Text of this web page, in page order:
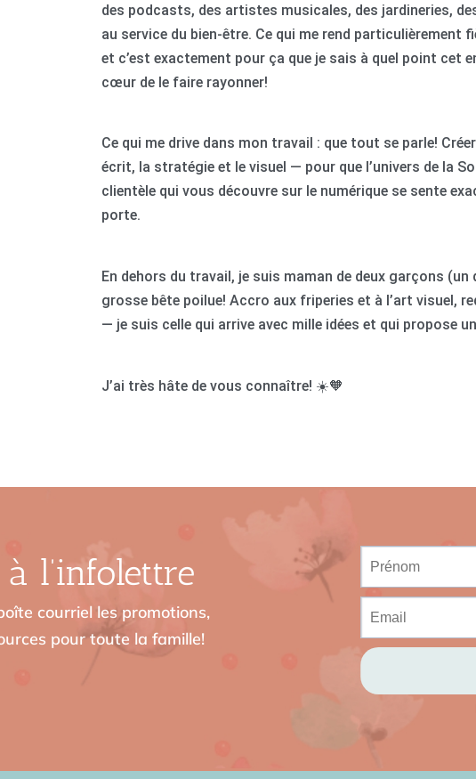
des podcasts, des artistes musicales, des jardineries,
au service du bien-être. Ce qui me rend particulièrement
et c’est exactement pour ça que je sais à quel point cet
cœur de le faire rayonner!
Ce qui me drive dans mon travail : que tout se parle!
écrit, la stratégie et le visuel — pour que l’univers de la
clientèle qui vous découvre sur le numérique se sente
porte.
En dehors du travail, je suis maman de deux garçons
grosse bête poilue! Accro aux friperies et à l’art visuel,
— je suis celle qui arrive avec mille idées et qui propose
J’ai très hâte de vous connaître! ☀️🧡
l’infolettre
courriel les promotions,
pour toute la famille!